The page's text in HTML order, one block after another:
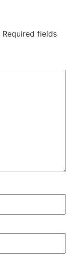
Required fields